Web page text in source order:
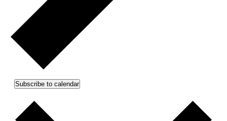
Subscribe to calendar